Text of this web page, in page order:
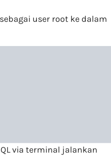
user root ke dalam
via terminal jalankan